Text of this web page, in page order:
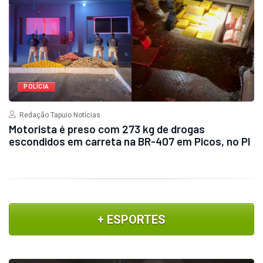
POLÍCIA
Redação Tapuio Notícias
Motorista é preso com 273 kg de drogas
escondidos em carreta na BR-407 em Picos, no PI
+ ESPORTES